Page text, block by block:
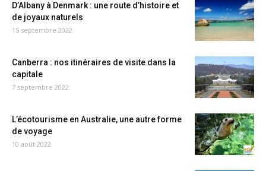
D’Albany à Denmark : une route d’histoire et
de joyaux naturels
15 septembre 2022
Canberra : nos itinéraires de visite dans la
capitale
7 septembre 2022
L’écotourisme en Australie, une autre forme
de voyage
10 août 2022